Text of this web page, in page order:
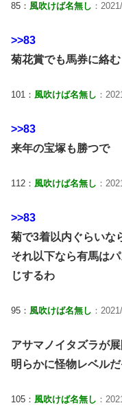
85： 風吹けば名無し ：
>>83
菊花賞でも馬券に絡
101： 風吹けば名無し ：
>>83
来年の宝塚も勝つで
112： 風吹けば名無し ：
>>83
菊で3着以内ぐらいな
それ以下なら有馬は
じするわ
95： 風吹けば名無し ：
アサマノイタズラが
明らかに怪物レベル
105： 風吹けば名無し ：